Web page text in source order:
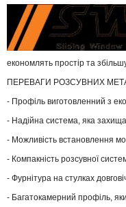
економлять простір та
ПЕРЕВАГИ РОЗСУВНИХ
- Профіль виготовленний з
- Надійна система, яка
­- Можливість встановлення
- Компакність розсувної
- Фурнітура на стулках
- Багатокамерний профіль,